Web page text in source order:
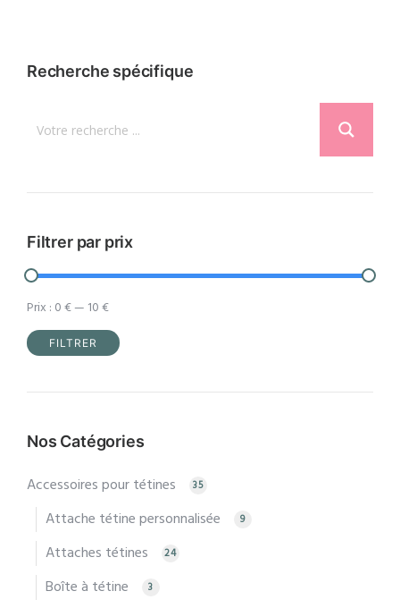
variations.
peuvent
la
du
produit
Recherche spécifique
Filtrer par prix
min
max
FILTRER
Prix : 0 €— 10 €
Nos Catégories
Accessoires pour tétines 35
Attache tétine personnalisée 9
Attaches tétines 24
Boîte à tétine 3